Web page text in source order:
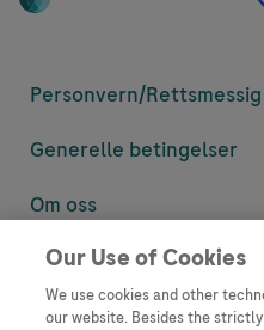
Personvern/Rettsmessig
Generelle betingelser
Om oss
Denne nettsiden inneholder
informasjon som ellers ikke er
Our Use of Cookies
We use cookies and other
our website. Besides the